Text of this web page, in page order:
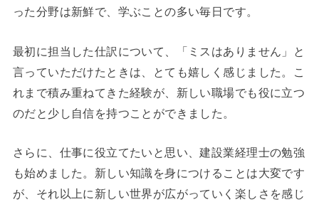
った分野は新鮮で、学ぶことの多い毎日です。
最初に担当した仕訳について、「ミスはありません」と
言っていただけたときは、とても嬉しく感じました。こ
れまで積み重ねてきた経験が、新しい職場でも役に立つ
のだと少し自信を持つことができました。
さらに、仕事に役立てたいと思い、建設業経理士の勉強
も始めました。新しい知識を身につけることは大変です
が、それ以上に新しい世界が広がっていく楽しさを感じ